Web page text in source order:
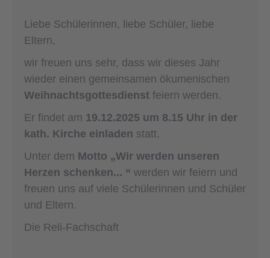
Liebe Schülerinnen, liebe Schüler, liebe
Eltern,
wir freuen uns sehr, dass wir dieses Jahr
wieder einen gemeinsamen ökumenischen
Weihnachtsgottesdienst feiern werden.
Er findet am 19.12.2025 um 8.15 Uhr in der
kath. Kirche einladen statt.
Unter dem Motto „Wir werden unseren
Herzen schenken... “ werden wir feiern und
freuen uns auf viele Schülerinnen und Schüler
und Eltern.
Die Reli-Fachschaft